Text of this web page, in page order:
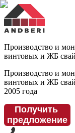
Производство и
винтовых и ЖБ свай
Производство и
винтовых и ЖБ
2005 года
Получить
предложение